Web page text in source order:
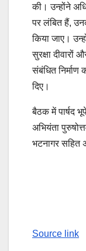
की। उन्होंने
पर लंबित हैं,
किया जाए।
सुरक्षा दीवारों
संबंधित निर्माण
दिए।
बैठक में पार्षद
अभियंता
भटनागर सहित
Source link